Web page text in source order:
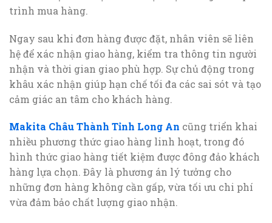
trình mua hàng.
Ngay sau khi đơn hàng được đặt, nhân viên sẽ liên
hệ để xác nhận giao hàng, kiểm tra thông tin người
nhận và thời gian giao phù hợp. Sự chủ động trong
khâu xác nhận giúp hạn chế tối đa các sai sót và tạo
cảm giác an tâm cho khách hàng.
Makita Châu Thành Tỉnh Long An cũng triển khai
nhiều phương thức giao hàng linh hoạt, trong đó
hình thức giao hàng tiết kiệm được đông đảo khách
hàng lựa chọn. Đây là phương án lý tưởng cho
những đơn hàng không cần gấp, vừa tối ưu chi phí
vừa đảm bảo chất lượng giao nhận.